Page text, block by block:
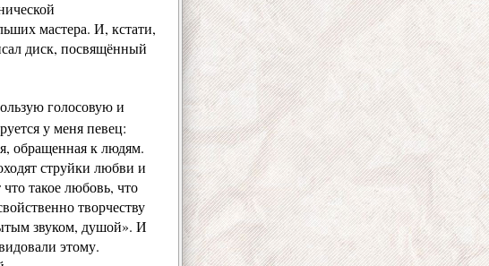
мастера. И, кстати,
диск, посвящённый
голосовую и
у меня певец:
обращенная к людям.
струйки любви и
такое любовь, что
творчеству
звуком, душой». И
этому.